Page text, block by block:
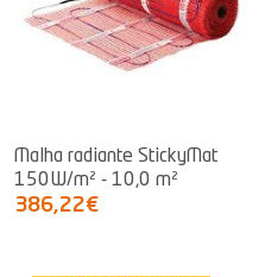
Malha radiante StickyMat
150W/m² - 10,0 m²
386,22€